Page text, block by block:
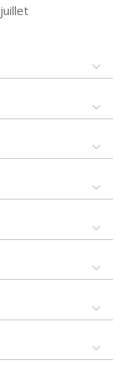
juillet